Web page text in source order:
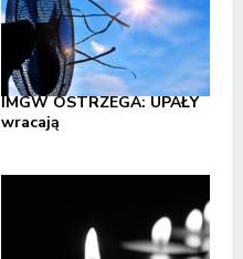
IMGW OSTRZEGA: UPAŁY
wracają